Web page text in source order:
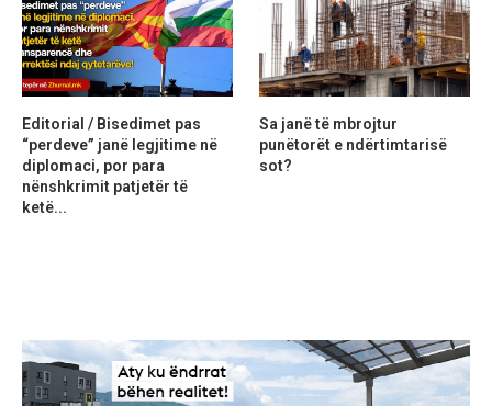
Editorial / Bisedimet pas
“perdeve” janë legjitime në
diplomaci, por para
nënshkrimit patjetër të
ketë...
Sa janë të mbrojtur
punëtorët e ndërtimtarisë
sot?